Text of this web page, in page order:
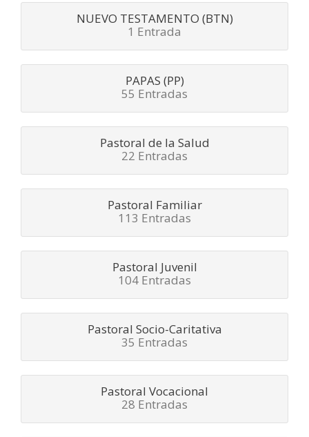
NUEVO TESTAMENTO (BTN)
1 Entrada
PAPAS (PP)
55 Entradas
Pastoral de la Salud
22 Entradas
Pastoral Familiar
113 Entradas
Pastoral Juvenil
104 Entradas
Pastoral Socio-Caritativa
35 Entradas
Pastoral Vocacional
28 Entradas